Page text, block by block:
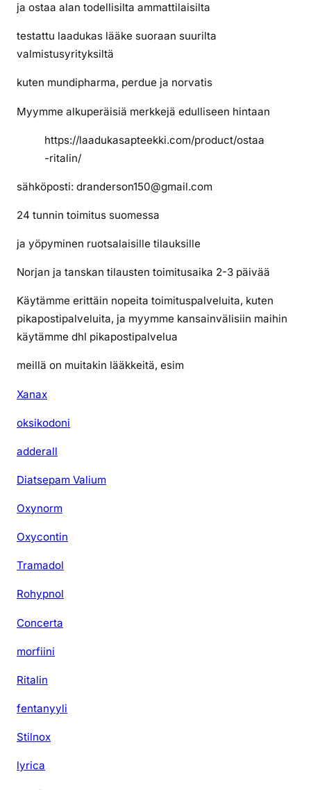
m
a
e
e
ja ostaa alan todellisilta ammattilaisilta
testattu laadukas lääke suoraan suurilta
valmistusyrityksiltä
kuten mundipharma, perdue ja norvatis
Myymme alkuperäisiä merkkejä edulliseen hintaan
https://laadukasapteekki.com/product/ostaa
-ritalin/
sähköposti: dranderson150@gmail.com
24 tunnin toimitus suomessa
ja yöpyminen ruotsalaisille tilauksille
Norjan ja tanskan tilausten toimitusaika 2-3 päivää
Käytämme erittäin nopeita toimituspalveluita, kuten
pikapostipalveluita, ja myymme kansainvälisiin maihin
käytämme dhl pikapostipalvelua
meillä on muitakin lääkkeitä, esim
Xanax
oksikodoni
adderall
Diatsepam Valium
Oxynorm
Oxycontin
Tramadol
Rohypnol
Concerta
morfiini
Ritalin
fentanyyli
Stilnox
lyrica